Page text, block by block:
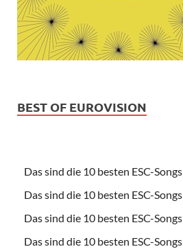
BEST OF EUROVISION
Das sind die 10 besten ESC-
Das sind die 10 besten ESC-
Das sind die 10 besten ESC-
Das sind die 10 besten ESC-